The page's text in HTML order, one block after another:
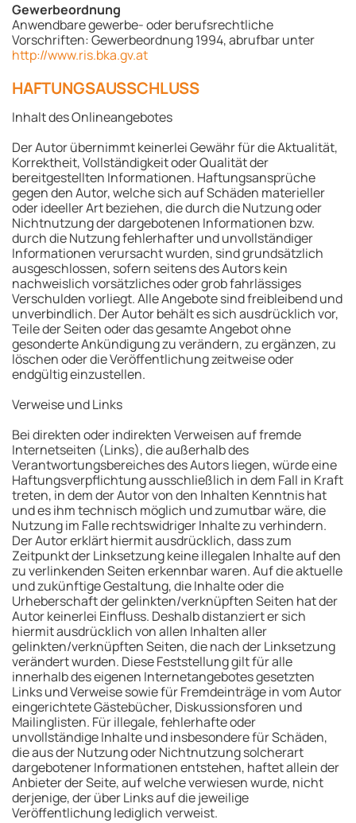
Gewerbeordnung
Anwendbare gewerbe- oder berufsrechtliche
Vorschriften: Gewerbeordnung 1994, abrufbar unter
http://www.ris.bka.gv.at
HAFTUNGSAUSSCHLUSS
Inhalt des Onlineangebotes
Der Autor übernimmt keinerlei Gewähr für die Aktualität,
Korrektheit, Vollständigkeit oder Qualität der
bereitgestellten Informationen. Haftungsansprüche
gegen den Autor, welche sich auf Schäden materieller
oder ideeller Art beziehen, die durch die Nutzung oder
Nichtnutzung der dargebotenen Informationen bzw.
durch die Nutzung fehlerhafter und unvollständiger
Informationen verursacht wurden, sind grundsätzlich
ausgeschlossen, sofern seitens des Autors kein
nachweislich vorsätzliches oder grob fahrlässiges
Verschulden vorliegt. Alle Angebote sind freibleibend und
unverbindlich. Der Autor behält es sich ausdrücklich vor,
Teile der Seiten oder das gesamte Angebot ohne
gesonderte Ankündigung zu verändern, zu ergänzen, zu
löschen oder die Veröffentlichung zeitweise oder
endgültig einzustellen.
Verweise und Links
Bei direkten oder indirekten Verweisen auf fremde
Internetseiten (Links), die außerhalb des
Verantwortungsbereiches des Autors liegen, würde eine
Haftungsverpflichtung ausschließlich in dem Fall in Kraft
treten, in dem der Autor von den Inhalten Kenntnis hat
und es ihm technisch möglich und zumutbar wäre, die
Nutzung im Falle rechtswidriger Inhalte zu verhindern.
Der Autor erklärt hiermit ausdrücklich, dass zum
Zeitpunkt der Linksetzung keine illegalen Inhalte auf den
zu verlinkenden Seiten erkennbar waren. Auf die aktuelle
und zukünftige Gestaltung, die Inhalte oder die
Urheberschaft der gelinkten/verknüpften Seiten hat der
Autor keinerlei Einfluss. Deshalb distanziert er sich
hiermit ausdrücklich von allen Inhalten aller
gelinkten/verknüpften Seiten, die nach der Linksetzung
verändert wurden. Diese Feststellung gilt für alle
innerhalb des eigenen Internetangebotes gesetzten
Links und Verweise sowie für Fremdeinträge in vom Autor
eingerichtete Gästebücher, Diskussionsforen und
Mailinglisten. Für illegale, fehlerhafte oder
unvollständige Inhalte und insbesondere für Schäden,
die aus der Nutzung oder Nichtnutzung solcherart
dargebotener Informationen entstehen, haftet allein der
Anbieter der Seite, auf welche verwiesen wurde, nicht
derjenige, der über Links auf die jeweilige
Veröffentlichung lediglich verweist.